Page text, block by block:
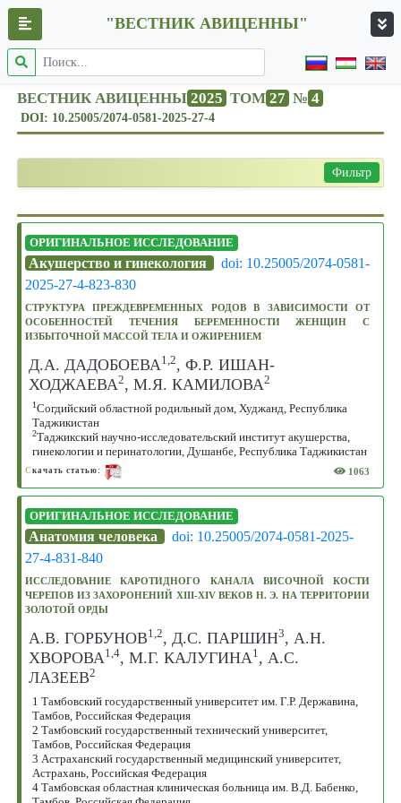
"ВЕСТНИК АВИЦЕННЫ"
ВЕСТНИК АВИЦЕННЫ 2025 ТОМ 27 № 4
DOI: 10.25005/2074-0581-2025-27-4
Фильтр
ОРИГИНАЛЬНОЕ ИССЛЕДОВАНИЕ
Акушерство и гинекология
doi: 10.25005/2074-0581-
2025-27-4-823-830
СТРУКТУРА ПРЕЖДЕВРЕМЕННЫХ РОДОВ В ЗАВИСИМОСТИ ОТ
ОСОБЕННОСТЕЙ ТЕЧЕНИЯ БЕРЕМЕННОСТИ ЖЕНЩИН С
ИЗБЫТОЧНОЙ МАССОЙ ТЕЛА И ОЖИРЕНИЕМ
Д.А. ДАДОБОЕВА1,2, Ф.Р. ИШАН-
ХОДЖАЕВА2, М.Я. КАМИЛОВА2
1Согдийский областной родильный дом, Худжанд, Республика
Таджикистан
2Таджикский научно-исследовательский институт акушерства,
гинекологии и перинатологии, Душанбе, Республика Таджикистан
С качать статью: 1063
ОРИГИНАЛЬНОЕ ИССЛЕДОВАНИЕ
Анатомия человека
doi: 10.25005/2074-0581-2025-
27-4-831-840
ИССЛЕДОВАНИЕ КАРОТИДНОГО КАНАЛА ВИСОЧНОЙ КОСТИ
ЧЕРЕПОВ ИЗ ЗАХОРОНЕНИЙ XIII-XIV ВЕКОВ Н. Э. НА ТЕРРИТОРИИ
ЗОЛОТОЙ ОРДЫ
А.В. ГОРБУНОВ1,2, Д.С. ПАРШИН3, А.Н.
ХВОРОВА1,4, М.Г. КАЛУГИНА1, А.С.
ЛАЗЕЕВ2
1 Тамбовский государственный университет им. Г.Р. Державина,
Тамбов, Российская Федерация
2 Тамбовский государственный технический университет,
Тамбов, Российская Федерация
3 Астраханский государственный медицинский университет,
Астрахань, Российская Федерация
4 Тамбовская областная клиническая больница им. В.Д. Бабенко,